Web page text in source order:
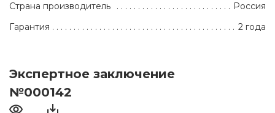
Страна производитель
Россия
Гарантия
2 года
Экспертное заключение
№000142